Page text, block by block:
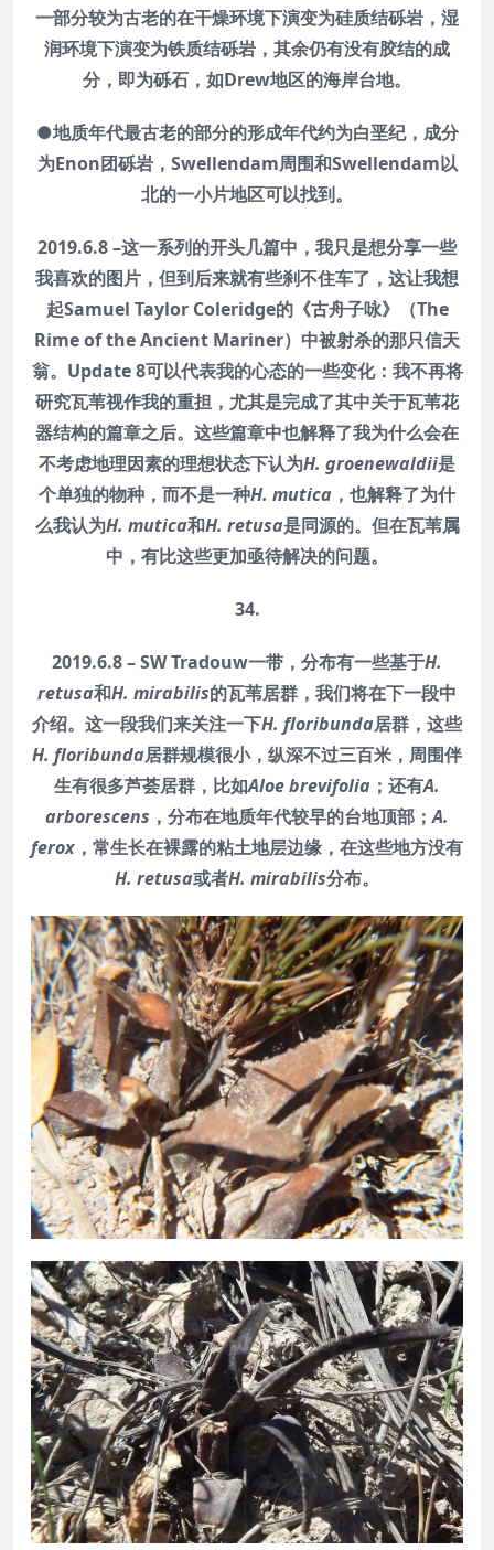
一部分较为古老的在干燥环境下演变为硅质结砾岩，湿
润环境下演变为铁质结砾岩，其余仍有没有胶结的成
分，即为砾石，如Drew地区的海岸台地。
●地质年代最古老的部分的形成年代约为白垩纪，成分
为Enon团砾岩，Swellendam周围和Swellendam以
北的一小片地区可以找到。
2019.6.8 –这一系列的开头几篇中，我只是想分享一些
我喜欢的图片，但到后来就有些刹不住车了，这让我想
起Samuel Taylor Coleridge的《古舟子咏》（The
Rime of the Ancient Mariner）中被射杀的那只信天
翁。Update 8可以代表我的心态的一些变化：我不再将
研究瓦苇视作我的重担，尤其是完成了其中关于瓦苇花
器结构的篇章之后。这些篇章中也解释了我为什么会在
不考虑地理因素的理想状态下认为H. groenewaldii是
个单独的物种，而不是一种H. mutica ，也解释了为什
么我认为H. mutica和H. retusa是同源的。但在瓦苇属
中，有比这些更加亟待解决的问题。
34.
2019.6.8 – SW Tradouw一带，分布有一些基于H.
retusa和H. mirabilis的瓦苇居群，我们将在下一段中
介绍。这一段我们来关注一下H. floribunda居群，这些
H. floribunda居群规模很小，纵深不过三百米，周围伴
生有很多芦荟居群，比如Aloe brevifolia ；还有A.
arborescens ，分布在地质年代较早的台地顶部；A.
ferox ，常生长在裸露的粘土地层边缘，在这些地方没有
H. retusa或者H. mirabilis分布。